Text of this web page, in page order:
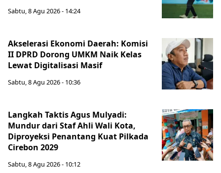
Sabtu, 8 Agu 2026 - 14:24
Akselerasi Ekonomi Daerah: Komisi
II DPRD Dorong UMKM Naik Kelas
Lewat Digitalisasi Masif
Sabtu, 8 Agu 2026 - 10:36
Langkah Taktis Agus Mulyadi:
Mundur dari Staf Ahli Wali Kota,
Diproyeksi Penantang Kuat Pilkada
Cirebon 2029
Sabtu, 8 Agu 2026 - 10:12